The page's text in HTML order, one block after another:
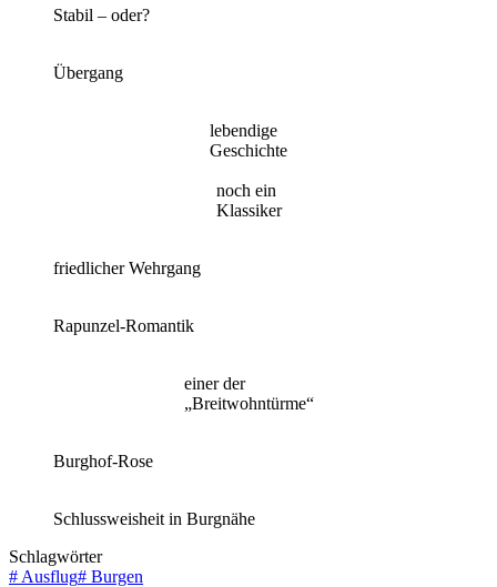
Stabil – oder?
Übergang
lebendige
Geschichte
noch ein
Klassiker
friedlicher Wehrgang
Rapunzel-Romantik
einer der
„Breitwohntürme“
Burghof-Rose
Schlussweisheit in Burgnähe
Schlagwörter
# Ausflug# Burgen